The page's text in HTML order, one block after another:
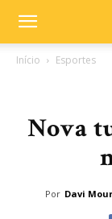
Início Esportes
Nova
Por Davi